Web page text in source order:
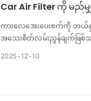
Car Air Filter ကို မည်
ကားလေအေးပေးစက်ကို ဘယ်
အသေးစိတ်လမ်းညွှန်ချက်ဖြစ်
2025 12 10